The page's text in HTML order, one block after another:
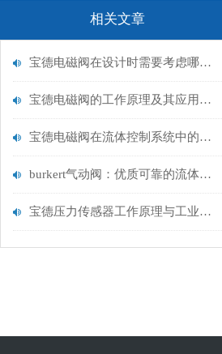
相关文章
宝德电磁阀在设计时需要考虑哪些因素？
宝德电磁阀的工作原理及其应用领域
宝德电磁阀在流体控制系统中的应用
burkert气动阀：优质可靠的流体控制解决方案
宝德压力传感器工作原理与工业流体测量应用